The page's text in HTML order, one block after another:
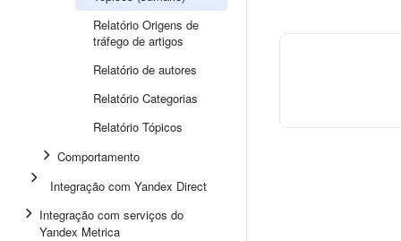
Relatório Origens de
tráfego de artigos
Relatório de autores
Relatório Categorias
Relatório Tópicos
Comportamento
Integração com Yandex Direct
Integração com serviços do
Yandex Metrica